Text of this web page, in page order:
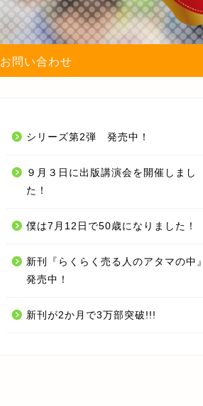
お問い合わせ
シリーズ第2弾 発売中！
９月３日に出版講演会を開催しまし
た！
僕は7月12日で50歳になりました！
新刊『らくらく売る人のアタマの中』
発売中！
新刊が2か月で3万部突破!!!